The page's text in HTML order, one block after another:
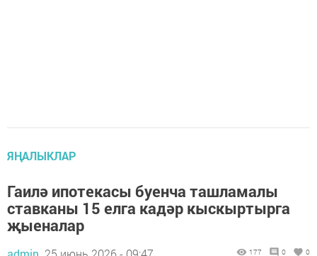
ЯҢАЛЫКЛАР
Гаилә ипотекасы буенча ташламалы
ставканы 15 елга кадәр кыскыртырга
җыеналар
177 0 0